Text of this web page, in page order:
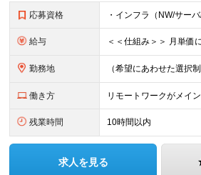
応募資格
給与
勤務地
働き方 リモートワークがメイン
残業時間 10時間以内
求人を見る